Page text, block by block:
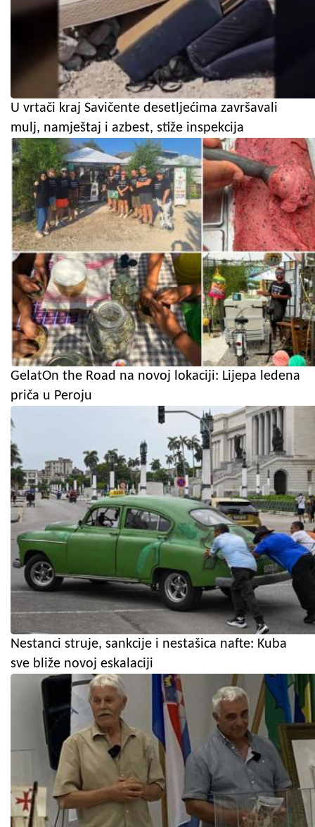
U vrtači kraj Savičente desetljećima završavali
mulj, namještaj i azbest, stiže inspekcija
GelatOn the Road na novoj lokaciji: Lijepa ledena
priča u Peroju
Nestanci struje, sankcije i nestašica nafte: Kuba
sve bliže novoj eskalaciji